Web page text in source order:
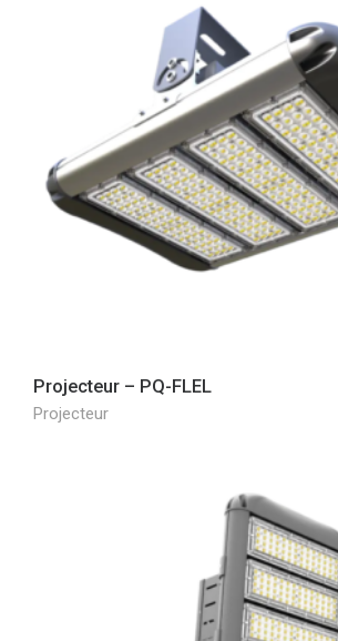
Projecteur – PQ-FLEL
Projecteur